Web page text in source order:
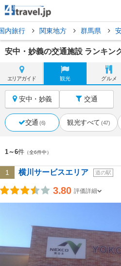
内旅行 関東地方 群馬県
安中・妙義の交通施設 ランキン
エリアガイド 観光 グルメ
安中・妙義 交通
交通 (6) 観光すべて (47)
1～6件 （全6件中）
1 横川サービスエリア 道の駅
3.80 評価詳細